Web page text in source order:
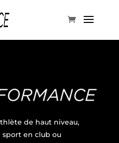
de haut niveau,
sport en club ou